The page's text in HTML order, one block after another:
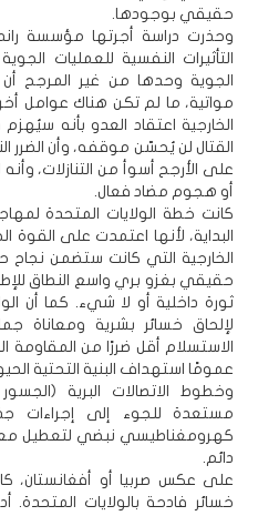
حقيقي بوجودها.
التأثيرات النفسية للعمليات
الجوية وحدها من غير المرجح
مواتية، ما لم تكن هناك عوامل
الخارجية اعتقاد العدو بأنه
القتال لن يُحسّن موقفه، وأن الضرر
على الأرجح أسوأ من التنازلات،
أو هجوم مضاد فعال.
كانت خطة الولايات المتحدة
البداية، لأنها اعتمدت على القوة
الخارجية التي كانت ستضمن
حقيقي بغزو بري واسع النطاق
ثورة داخلية أو لا شيء. كما أن
لإلحاق خسائر بشرية ومعاناة
الاستسلام أقل ضررًا من المقاومة
عمومًا استهداف البنية التحتية
وخطوط الاتصالات البرية
مستعدة للجوء إلى إجراءات
كهرومغناطيسي نبضي لتعطيل معظم
دائم.
على عكس صربيا أو أفغانستان،
خسائر فادحة بالولايات المتحدة.